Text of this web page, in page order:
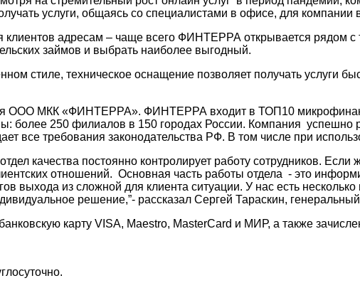
услуги, общаясь со специалистами в офисе, для компании
адресам – чаще всего ФИНТЕРРА открывается рядом с
займов и выбрать наиболее выгодный.
стиле, техническое оснащение позволяет получать услуги
ООО МКК «ФИНТЕРРА». ФИНТЕРРА входит в ТОП10
более 250 филиалов в 150 городах России. Компания успешно
все требования законодательства РФ. В том числе при
качества постоянно контролирует работу сотрудников.
отношений. Основная часть работы отдела - это
выхода из сложной для клиента ситуации. У нас есть
решение,”- рассказал Сергей Тараскин,
карту VISA, Maestro, MasterCard и МИР, а также